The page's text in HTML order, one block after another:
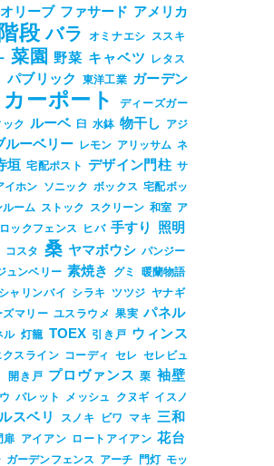
オリーブ ファサード アメリカ
階段 バラ オミナエシ ススキ
菜園 野菜 キャベツ
レタス
パブリック 東洋工業 ガーデン
カーポート
ディーズガー
ック ルーベ 臼 水鉢 物干し アジ
ルーベリー レモン アリッサム ネ
垣 宅配ポスト デザイン門柱 サ
イホン ソニック ボックス 宅配ボッ
ルーム ストック スクリーン 和室 ア
ックフェンス ヒバ 手すり 照明
コスタ 桑 ヤマボウシ パンジー
ュンベリー 素焼き グミ
暖蘭物語
シャリンバイ シラキ ツツジ ヤナギ
ズマリー ユスラウメ 果実 パネル
ル 灯籠 TOEX 引き戸 ウィンス
クスライン コーディ セレ セレビュ
開き戸 プロヴァンス 栗 袖壁
パレット メッシュ クヌギ イスノ
スベリ スノキ ビワ マキ 三和
扉 アイアン ロートアイアン 花台
ガーデンフェンス アーチ 門灯 モッ